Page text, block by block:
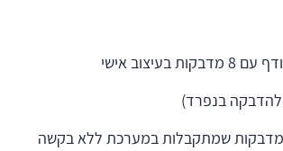
בנפרד)
שמתקבלות במערכת ללא בקשה